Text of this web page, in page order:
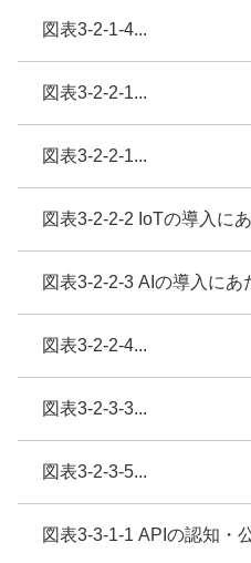
図表3-2-1-4...
図表3-2-2-1...
図表3-2-2-1...
図表3-2-2-2 IoTの導入に
図表3-2-2-3 AIの導入にあ
図表3-2-2-4...
図表3-2-3-3...
図表3-2-3-5...
図表3-3-1-1 APIの認知・